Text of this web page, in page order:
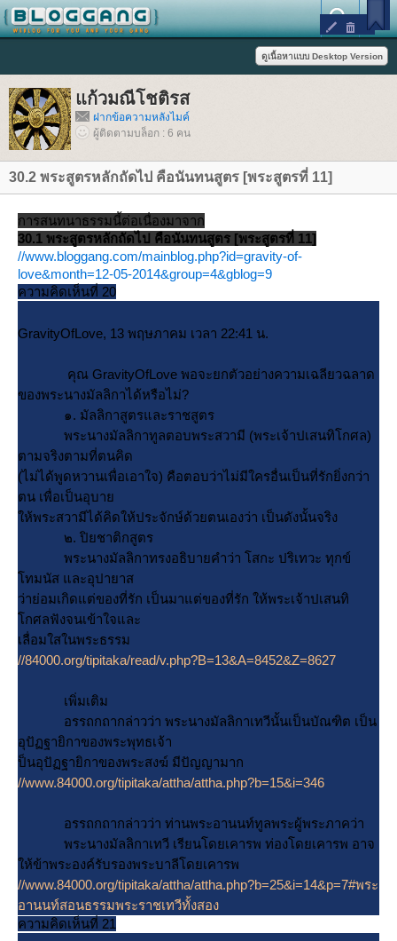
ก้วมณีโชติรส
ฝากข้อความหลังไมค์
ผู้ติดตามบล็อก : 6 คน
30.2 พระสูตรหลักถัดไป คือนันทนสูตร [พระสูตรที่ 11]
การสนทนาธรรมนี้ต่อเนื่องมาจาก
30.1 พระสูตรหลักถัดไป คือนันทนสูตร [พระสูตรที่ 11]
//www.bloggang.com/mainblog.php?id=gravity-of-
love&month=12-05-2014&group=4&gblog=9
ความคิดเห็นที่ 20
GravityOfLove, 13 พฤษภาคม เวลา 22:41 น.
คุณ GravityOfLove พอจะยกตัวอย่างความเฉลียวฉลาด
ของพระนางมัลลิกาได้หรือไม่?
๑. มัลลิกาสูตรและราชสูตร
พระนางมัลลิกาทูลตอบพระสวามี (พระเจ้าปเสนทิโกศล)
ตามจริงตามที่ตนคิด
(ไม่ได้พูดหวานเพื่อเอาใจ) คือตอบว่าไม่มีใครอื่นเป็นที่รักยิ่งกว่า
ตน เพื่อเป็นอุบา
ห้พระสวามีได้คิดให้ประจักษ์ด้วยตนเองว่า เป็นดังนั้นจริง
๒. ปิยชาติกสูตร
พระนางมัลลิกาทรงอธิบายคำว่า โสกะ ปริเทวะ ทุกข์
ทมนัส และอุปายาส
ว่าย่อมเกิดแต่ของที่รัก เป็นมาแต่ของที่รัก ให้พระเจ้าปเสนทิ
กศลฟังจนเข้าใจและ
เลื่อมใสในพระธรรม
//84000.org/tipitaka/read/v.php?B=13&A=8452&Z=8627
เพิ่มเติม
อรรถกถากล่าวว่า พระนางมัลลิกาเทวีนั้นเป็นบัณฑิต เป็น
อุปัฏฐายิกาของพระพุทธเจ้า
ป็นอุปัฏฐายิกาของพระสงฆ์ มีปัญญามาก
//www.84000.org/tipitaka/attha/attha.php?b=15&i=346
อรรถกถากล่าวว่า ท่านพระอานนท์ทูลพระผู้พระภาคว่า
พระนางมัลลิกาเทวี เรียนโดยเคารพ ท่องโดยเคารพ อาจ
ห้ข้าพระองค์รับรองพระบาลีโดยเคารพ
//www.84000.org/tipitaka/attha/attha.php?b=25&i=14&p=7#พระ
อานนท์สอนธรรมพระราชเทวีทั้งสอง
ความคิดเห็นที่ 21